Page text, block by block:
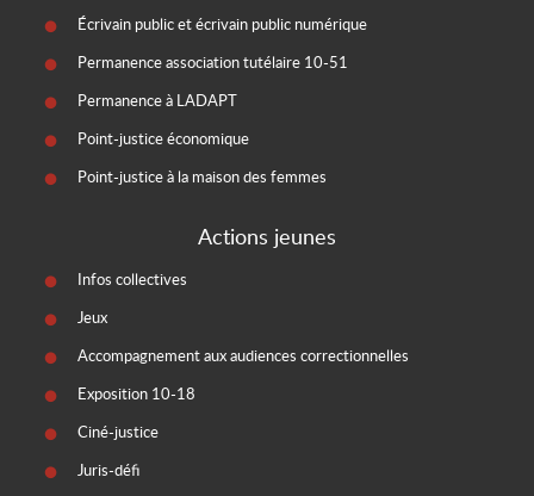
Écrivain public et écrivain public numérique
Permanence association tutélaire 10-51
Permanence à LADAPT
Point-justice économique
Point-justice à la maison des femmes
Actions jeunes
Infos collectives
Jeux
Accompagnement aux audiences correctionnelles
Exposition 10-18
Ciné-justice
Juris-défi